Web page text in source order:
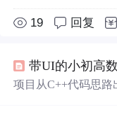
19 回复
带UI的小初高
项目从C++代码思路